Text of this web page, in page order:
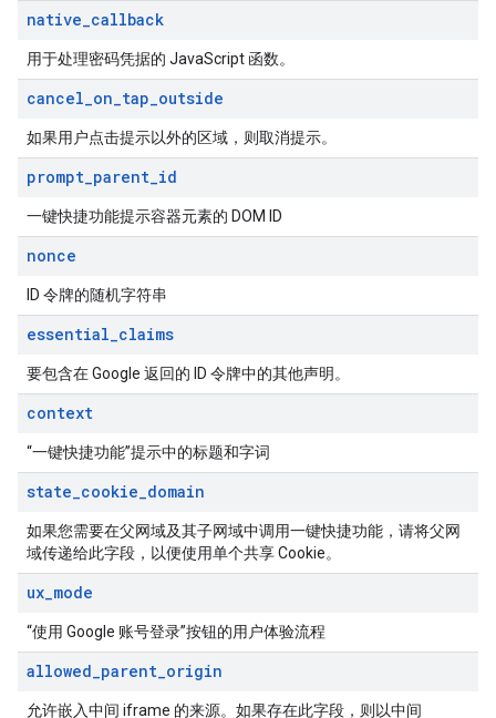
native_callback
用于处理密码凭据的 JavaScript 函数。
cancel_on_tap_outside
如果用户点击提示以外的区域，则取消提示。
prompt_parent_id
一键快捷功能提示容器元素的 DOM ID
nonce
ID 令牌的随机字符串
essential_claims
要包含在 Google 返回的 ID 令牌中的其他声明。
context
“一键快捷功能”提示中的标题和字词
state_cookie_domain
如果您需要在父网域及其子网域中调用一键快捷功能，请将父网
域传递给此字段，以便使用单个共享 Cookie。
ux_mode
“使用 Google 账号登录”按钮的用户体验流程
allowed_parent_origin
允许嵌入中间 iframe 的来源。如果存在此字段，则以中间